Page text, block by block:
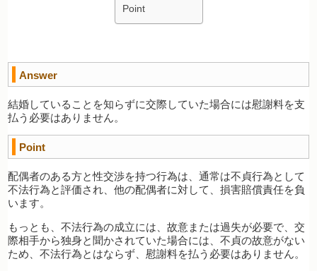
Point
Answer
結婚していることを知らずに交際していた場合には慰謝料を支
払う必要はありません。
Point
配偶者のある方と性交渉を持つ行為は、通常は不貞行為として
不法行為と評価され、他の配偶者に対して、損害賠償責任を負
います。
もっとも、不法行為の成立には、故意または過失が必要で、交
際相手から独身と聞かされていた場合には、不貞の故意がない
ため、不法行為とはならず、慰謝料を払う必要はありません。